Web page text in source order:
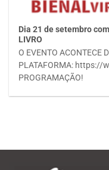
Dia 21 de setembro
LIVRO
O EVENTO ACONTECE
PLATAFORMA: https://
PROGRAMAÇÃO!